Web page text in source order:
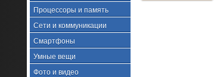
Процессоры и память
Сети и коммуникации
Смартфоны
Умные вещи
Фото и видео